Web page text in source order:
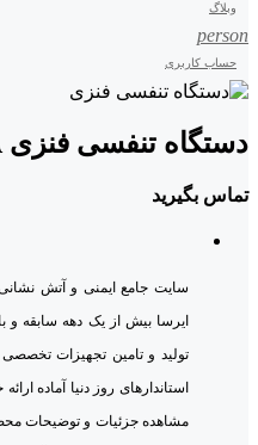
وبلاگ
person
حساب کاربری
دستگاه تنفسی فنزی Aeris Comfort SCBA
تماس بگیرید
ایرسا بیش از یک دهه سابقه
تولید و تامین تجهیزات
استاندارهای روز دنیا آماده
مشاهده جزئیات و توضیحات